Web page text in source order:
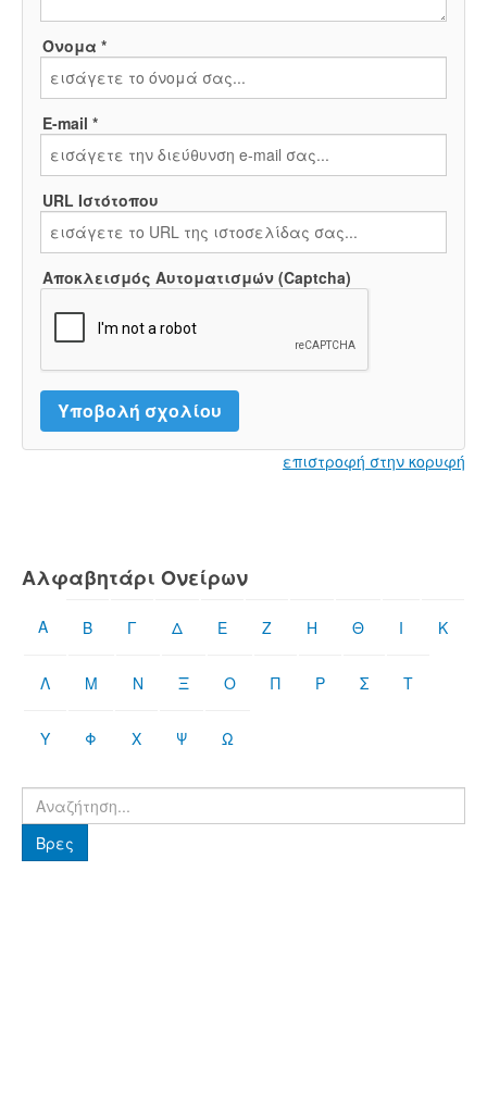
Όνομα *
E-mail *
URL Ιστότοπου
Αποκλεισμός Αυτοματισμών (Captcha)
επιστροφή στην κορυφή
Αλφαβητάρι Ονείρων
Α Β Γ Δ Ε Ζ Η Θ Ι Κ
Λ Μ Ν Ξ Ο Π Ρ Σ Τ
Υ Φ Χ Ψ Ω
Βρες
Βρες